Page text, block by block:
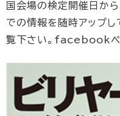
国会場の検定開催日か
での情報を随時アップ
覧下さい。facebookペ